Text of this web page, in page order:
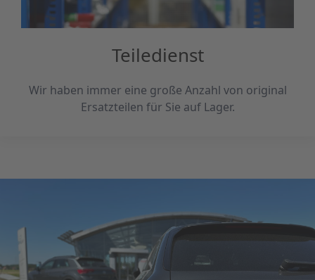
Teiledienst
Wir haben immer eine große Anzahl von original
Ersatzteilen für Sie auf Lager.